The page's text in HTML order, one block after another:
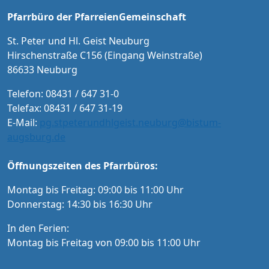
ion Neuburg und im Pfarrbüro der PG Neub
Pfarrbüro der PfarreienGemeinschaft
St. Peter und Hl. Geist Neuburg
Hirschenstraße C156 (Eingang Weinstraße)
86633 Neuburg
Telefon: 08431 / 647 31-0
Telefax: 08431 / 647 31-19
E-Mail: pg.stpeterundhlgeist.neuburg@bistum-
augsburg.de
Öffnungszeiten des Pfarrbüros:
Montag bis Freitag: 09:00 bis 11:00 Uhr
Donnerstag: 14:30 bis 16:30 Uhr
In den Ferien:
Montag bis Freitag von 09:00 bis 11:00 Uhr